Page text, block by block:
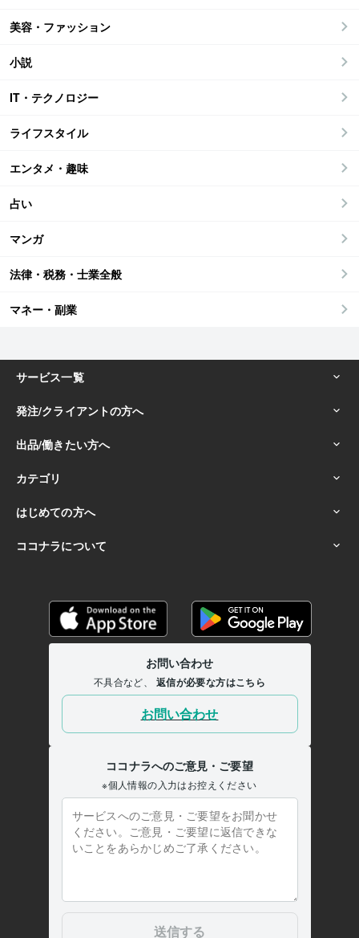
美容・ファッション
小説
IT・テクノロジー
ライフスタイル
エンタメ・趣味
占い
マンガ
法律・税務・士業全般
マネー・副業